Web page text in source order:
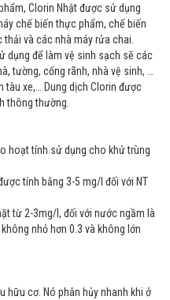
Clorin Nhật được sử dụng
chế biến thực phẩm, chế biến
và các nhà máy rửa chai.
dụng để làm vệ sinh sạch sẽ các
tường, cống rãnh, nhà vệ sinh, …
tàu xe,… Dung dịch Clorin được
thông thường.
hoạt tính sử dụng cho khử trùng
tính bằng 3-5 mg/l đối với NT
từ 2-3mg/l, đối với nước ngầm là
nhỏ hơn 0.3 và không lớn
hữu cơ. Nó phân hủy nhanh khi ở